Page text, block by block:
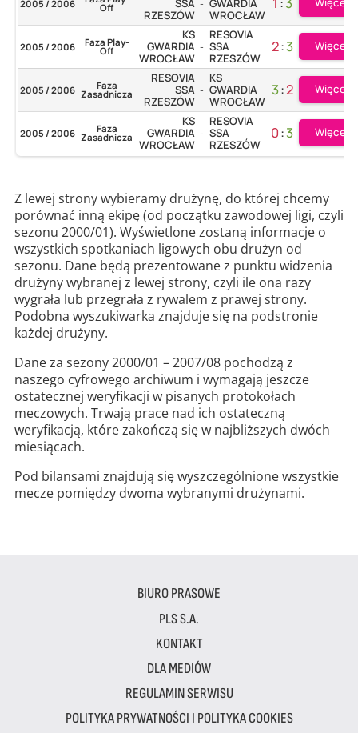
2005 / 2006 Off
SSA
RZESZÓW
- GWARDIA
WROCŁAW
2005 / 2006 Faza Play-
Off
KS
GWARDIA
WROCŁAW
-
RESOVIA
SSA
RZESZÓW
2:3 Więcej
2005 / 2006 Faza
Zasadnicza
RESOVIA
SSA
RZESZÓW
-
KS
GWARDIA
WROCŁAW
3:2 Więcej
2005 / 2006 Faza
Zasadnicza
KS
GWARDIA
WROCŁAW
-
RESOVIA
SSA
RZESZÓW
0:3 Więcej
Z lewej strony wybieramy drużynę, do której chcemy
porównać inną ekipę (od początku zawodowej ligi, czyli
sezonu 2000/01). Wyświetlone zostaną informacje o
wszystkich spotkaniach ligowych obu drużyn od
sezonu. Dane będą prezentowane z punktu widzenia
drużyny wybranej z lewej strony, czyli ile ona razy
wygrała lub przegrała z rywalem z prawej strony.
Podobna wyszukiwarka znajduje się na podstronie
każdej drużyny.
Dane za sezony 2000/01 – 2007/08 pochodzą z
naszego cyfrowego archiwum i wymagają jeszcze
ostatecznej weryfikacji w pisanych protokołach
meczowych. Trwają prace nad ich ostateczną
weryfikacją, które zakończą się w najbliższych dwóch
miesiącach.
Pod bilansami znajdują się wyszczególnione wszystkie
mecze pomiędzy dwoma wybranymi drużynami.
BIURO PRASOWE
PLS S.A.
KONTAKT
DLA MEDIÓW
REGULAMIN SERWISU
POLITYKA PRYWATNOŚCI I POLITYKA COOKIES